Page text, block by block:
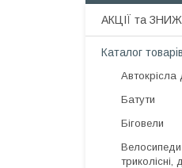
АКЦІЇ та
Каталог товарів
Автокрісла
Батути
Біговели
Велосипеди
триколісні,